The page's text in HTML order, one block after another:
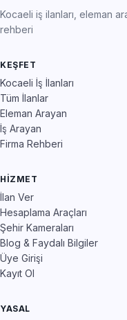
Kocaeli iş ilanları, eleman
rehberi
KEŞFET
Kocaeli İş İlanları
Tüm İlanlar
Eleman Arayan
İş Arayan
Firma Rehberi
HIZMET
İlan Ver
Hesaplama Araçları
Şehir Kameraları
Blog & Faydalı Bilgiler
Üye Girişi
Kayıt Ol
YASAL